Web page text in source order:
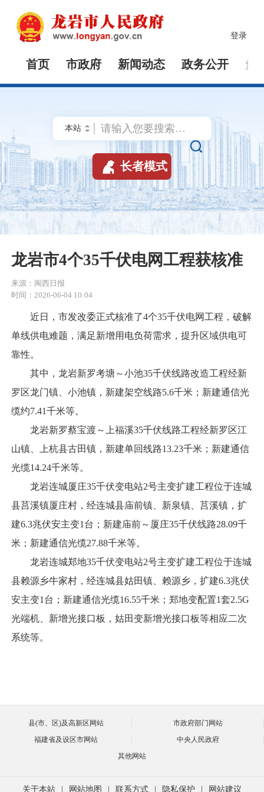
登录
首页 市政府 新闻动态 政务公开 解

 长者模式
龙岩市4个35千伏电网工程获核准
来源：闽西日报
时间：2026-06-04 10:04
近日，市发改委正式核准了4个35千伏电网工程，破解
单线供电难题，满足新增用电负荷需求，提升区域供电可
靠性。
其中，龙岩新罗考塘～小池35千伏线路改造工程经新
罗区龙门镇、小池镇，新建架空线路5.6千米；新建通信光
缆约7.41千米等。
龙岩新罗蔡宝渡～上福溪35千伏线路工程经新罗区江
山镇、上杭县古田镇，新建单回线路13.23千米；新建通信
光缆14.24千米等。
龙岩连城厦庄35千伏变电站2号主变扩建工程位于连城
县莒溪镇厦庄村，经连城县庙前镇、新泉镇、莒溪镇，扩
建6.3兆伏安主变1台；新建庙前～厦庄35千伏线路28.09千
米；新建通信光缆27.88千米等。
龙岩连城郑地35千伏变电站2号主变扩建工程位于连城
县赖源乡牛家村，经连城县姑田镇、赖源乡，扩建6.3兆伏
安主变1台；新建通信光缆16.55千米；郑地变配置1套2.5G
光端机、新增光接口板，姑田变新增光接口板等相应二次
系统等。
县(市、区)及高新区网站
市政府部门网站
福建省及设区市网站
中央人民政府
其他网站
关于本站 网站地图 联系方式 隐私保护 网站建议